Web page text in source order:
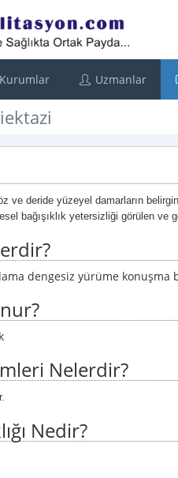
Kurumlar Uzmanlar
ve deride yüzeyel damarların
bağışıklık yetersizliği görülen ve
dengesiz yürüme konuşma
Nelerdir?
Nedir?